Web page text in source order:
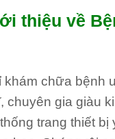
thiệu về
chữa bệnh
chuyên gia giàu
trang thiết bị